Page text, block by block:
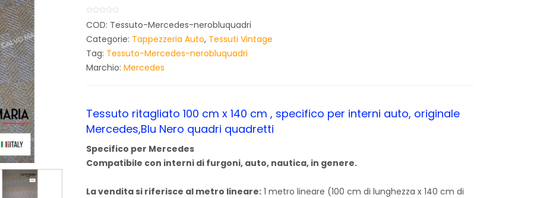
COD: Tessuto-Mercedes-nerobluquadri
Categorie: Tappezzeria Auto, Tessuti Vintage
Tag: Tessuto-Mercedes-nerobluquadri
Marchio: Mercedes
Tessuto ritagliato 100 cm x 140 cm , specifico per interni auto, originale
Mercedes,Blu Nero quadri quadretti
Specifico per Mercedes
Compatibile con interni di furgoni, auto, nautica, in genere.
La vendita si riferisce al metro lineare:1 metro lineare (100 cm di lunghezza x 140 cm di